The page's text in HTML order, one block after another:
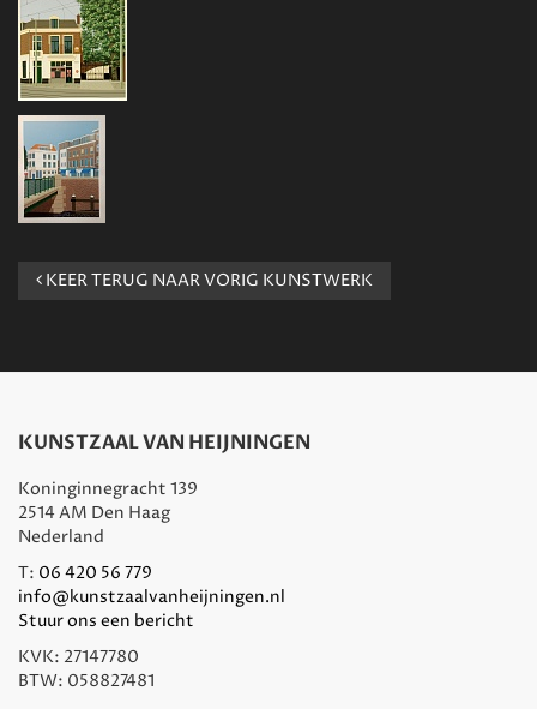
KEER TERUG NAAR VORIG KUNSTWERK
KUNSTZAAL VAN HEIJNINGEN
Koninginnegracht 139
2514 AM Den Haag
Nederland
T: 06 420 56 779
info@kunstzaalvanheijningen.nl
Stuur ons een bericht
KVK: 27147780
BTW: 058827481